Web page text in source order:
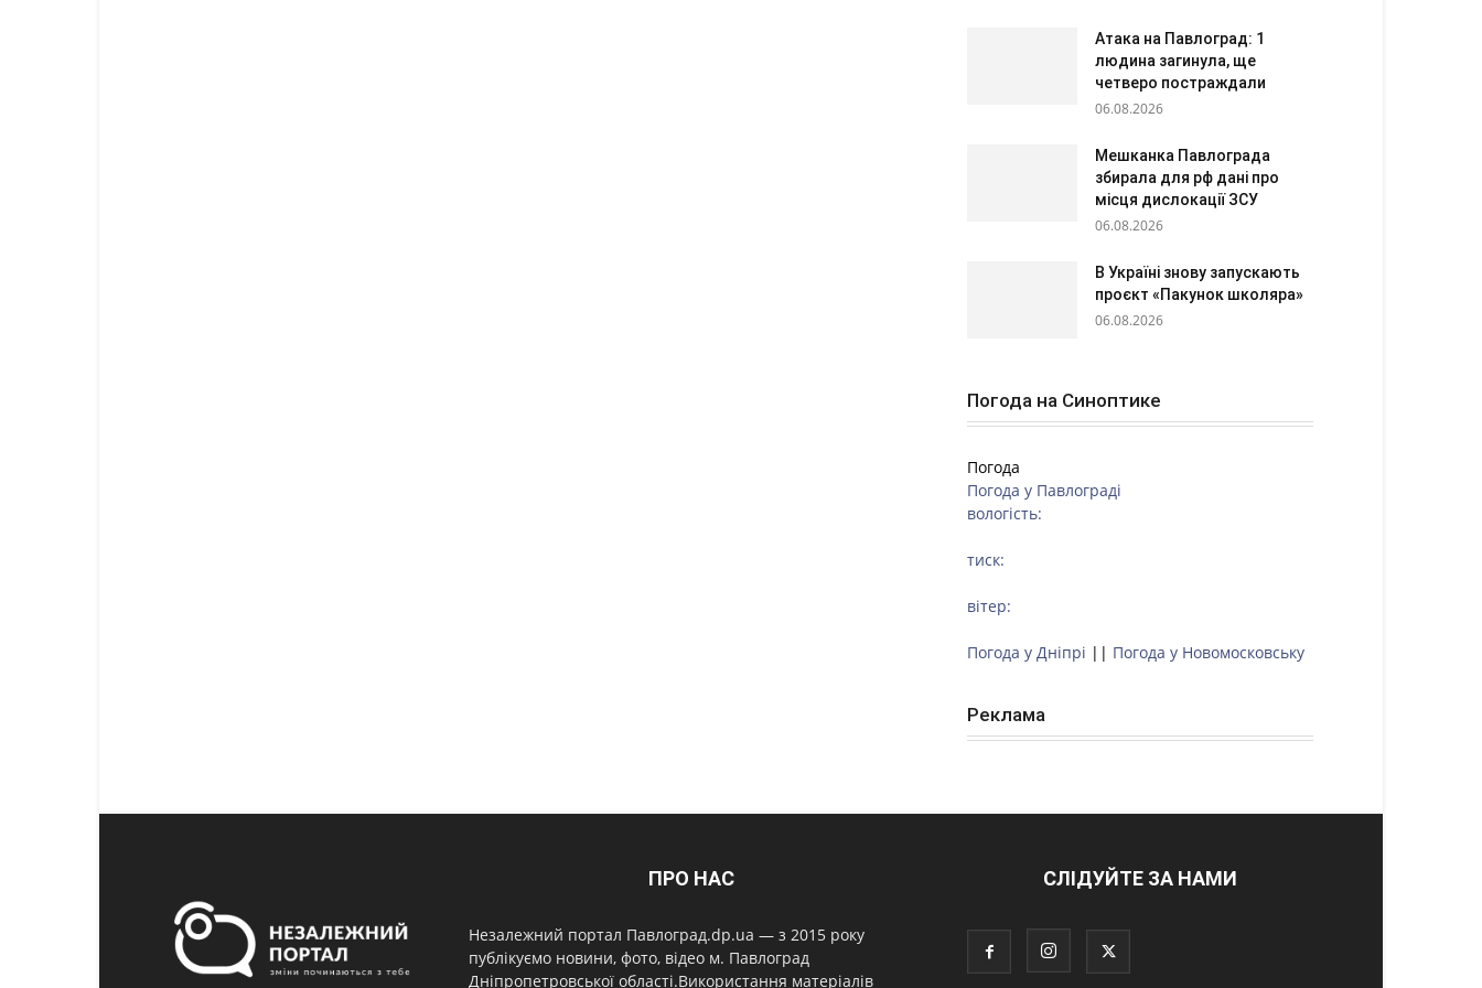
Атака на Павлоград: 1
людина загинула, ще
четверо постраждали
06.08.2026
Мешканка Павлограда
збирала для рф дані про
місця дислокації ЗСУ
06.08.2026
В Україні знову запускають
проєкт «Пакунок школяра»
06.08.2026
Погода на Синоптике
Погода
Погода у Павлограді
вологість:
тиск:
вітер:
Погода у Дніпрі || Погода у Новомосковську
Реклама
ПРО НАС
Незалежний портал Павлоград.dp.ua — з 2015 року
публікуємо новини, фото, відео м. Павлоград
Дніпропетровської області.Використання матеріалів
СЛІДУЙТЕ ЗА НАМИ